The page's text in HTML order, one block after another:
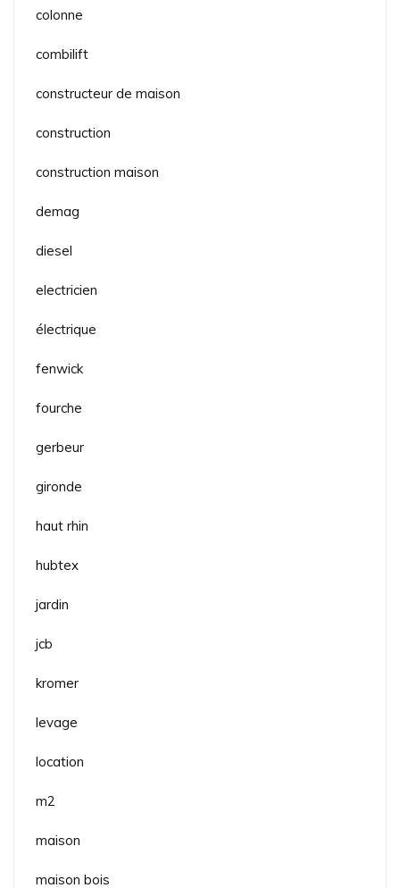
colonne
combilift
constructeur de maison
construction
construction maison
demag
diesel
electricien
électrique
fenwick
fourche
gerbeur
gironde
haut rhin
hubtex
jardin
jcb
kromer
levage
location
m2
maison
maison bois